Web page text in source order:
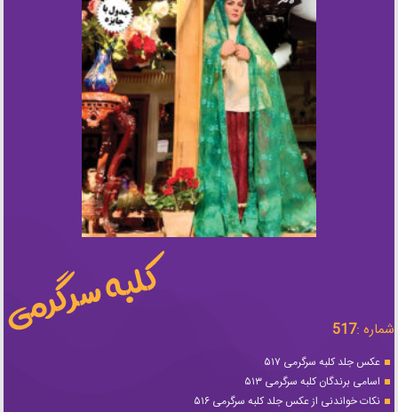
شماره :517
عکس جلد کلبه سرگرمی ۵۱۷
اسامی برندگان کلبه سرگرمی ۵۱۳
نکات خواندنی از عکس جلد کلبه سرگرمی ۵۱۶